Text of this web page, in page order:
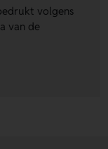
volgens
van de